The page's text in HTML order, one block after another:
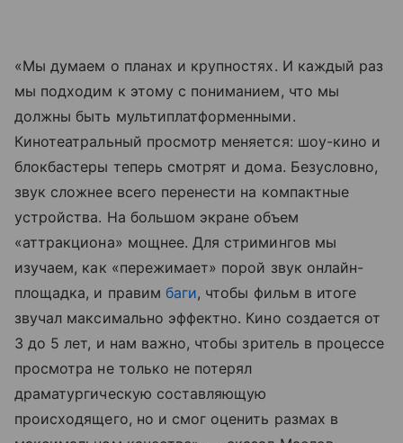
«Мы думаем о планах и крупностях. И каждый раз
мы подходим к этому с пониманием, что мы
должны быть мультиплатформенными.
Кинотеатральный просмотр меняется: шоу-кино и
блокбастеры теперь смотрят и дома. Безусловно,
звук сложнее всего перенести на компактные
устройства. На большом экране объем
«аттракциона» мощнее. Для стримингов мы
изучаем, как «пережимает» порой звук онлайн-
площадка, и правим баги, чтобы фильм в итоге
звучал максимально эффектно. Кино создается от
3 до 5 лет, и нам важно, чтобы зритель в процессе
просмотра не только не потерял
драматургическую составляющую
происходящего, но и смог оценить размах в